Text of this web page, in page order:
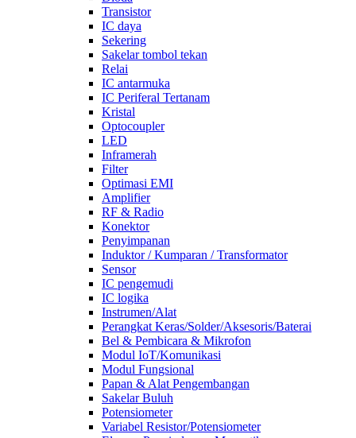
Transistor
IC daya
Sekering
Sakelar tombol tekan
Relai
IC antarmuka
IC Periferal Tertanam
Kristal
Optocoupler
LED
Inframerah
Filter
Optimasi EMI
Amplifier
RF & Radio
Konektor
Penyimpanan
Induktor / Kumparan / Transformator
Sensor
IC pengemudi
IC logika
Instrumen/Alat
Perangkat Keras/Solder/Aksesoris/Baterai
Bel & Pembicara & Mikrofon
Modul IoT/Komunikasi
Modul Fungsional
Papan & Alat Pengembangan
Sakelar Buluh
Potensiometer
Variabel Resistor/Potensiometer